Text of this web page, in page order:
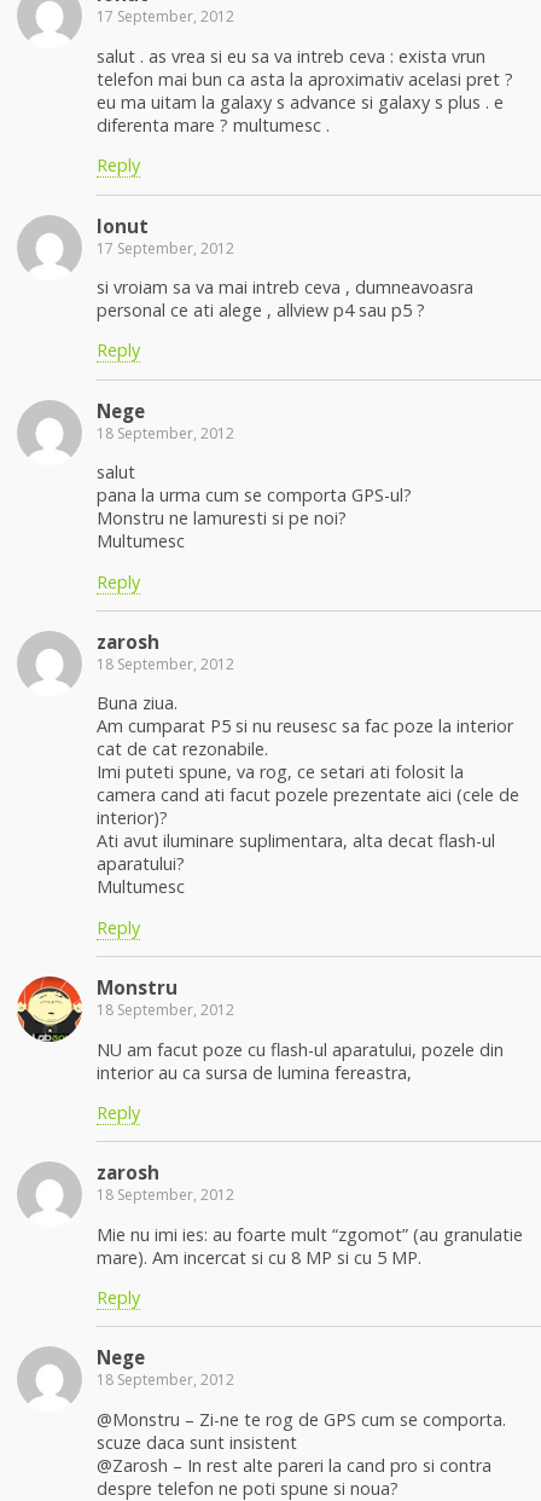
17 September, 2012
salut . as vrea si eu sa va intreb ceva : exista vrun
telefon mai bun ca asta la aproximativ acelasi pret ?
eu ma uitam la galaxy s advance si galaxy s plus . e
diferenta mare ? multumesc .
Reply
Ionut
17 September, 2012
si vroiam sa va mai intreb ceva , dumneavoasra
personal ce ati alege , allview p4 sau p5 ?
Reply
Nege
18 September, 2012
salut
pana la urma cum se comporta GPS-ul?
Monstru ne lamuresti si pe noi?
Multumesc
Reply
zarosh
18 September, 2012
Buna ziua.
Am cumparat P5 si nu reusesc sa fac poze la interior
cat de cat rezonabile.
Imi puteti spune, va rog, ce setari ati folosit la
camera cand ati facut pozele prezentate aici (cele de
interior)?
Ati avut iluminare suplimentara, alta decat flash-ul
aparatului?
Multumesc
Reply
Monstru
18 September, 2012
NU am facut poze cu flash-ul aparatului, pozele din
interior au ca sursa de lumina fereastra,
Reply
zarosh
18 September, 2012
Mie nu imi ies: au foarte mult “zgomot” (au granulatie
mare). Am incercat si cu 8 MP si cu 5 MP.
Reply
Nege
18 September, 2012
@Monstru – Zi-ne te rog de GPS cum se comporta.
scuze daca sunt insistent
@Zarosh – In rest alte pareri la cand pro si contra
despre telefon ne poti spune si noua?